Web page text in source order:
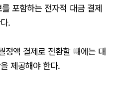
포함하는 전자적 대금 결제
.
정액 결제로 전환할 때에는 대
제공해야 한다.